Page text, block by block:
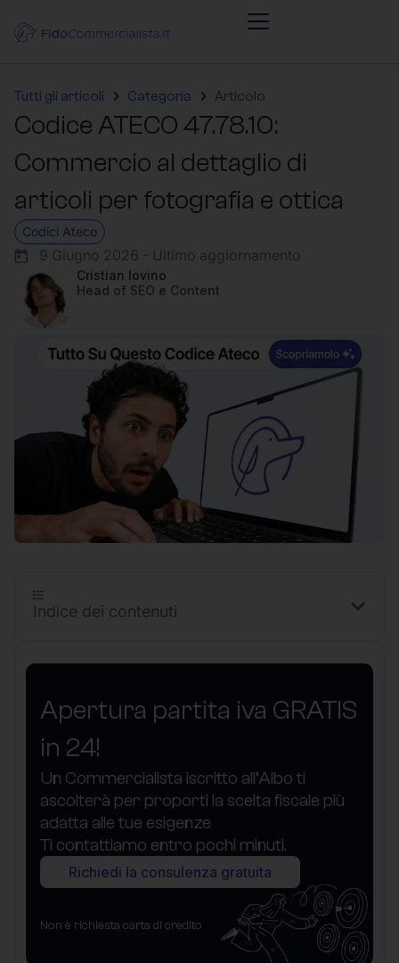
Tutti gli articoli Categoria Articolo
Codice ATECO 47.78.10:
Commercio al dettaglio di
articoli per fotografia e ottica
Codici Ateco
9 Giugno 2026 - Ultimo aggiornamento
Cristian Iovino
Head of SEO e Content
Apertura partita iva GRATIS
in 24!
Un Commercialista iscritto all’Albo ti
ascolterà per proporti la scelta fiscale più
adatta alle tue esigenze
Ti contattiamo entro pochi minuti.
Richiedi la consulenza gratuita
Non è richiesta carta di credito
Indice dei contenuti